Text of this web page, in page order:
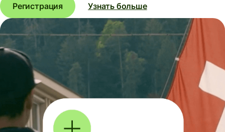
Регистрация
Узнать больше